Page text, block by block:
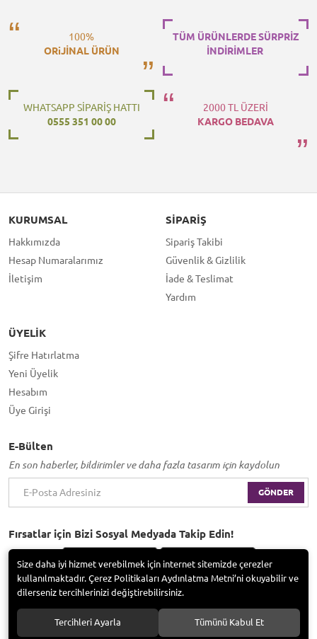
100%
ORiJİNAL ÜRÜN
TÜM ÜRÜNLERDE SÜRPRİZ
İNDİRİMLER
WHATSAPP SİPARİŞ HATTI
0555 351 00 00
2000 TL ÜZERİ
KARGO BEDAVA
KURUMSAL
Hakkımızda
Hesap Numaralarımız
İletişim
SIPARIŞ
Sipariş Takibi
Güvenlik & Gizlilik
İade & Teslimat
Yardım
ÜYELIK
Şifre Hatırlatma
Yeni Üyelik
Hesabım
Üye Girişi
E-Bülten
En son haberler, bildirimler ve daha fazla tasarım için kaydolun
GÖNDER
Fırsatlar için Bizi Sosyal Medyada Takip Edin!
Bayramoğlu Group / Adem Tufan Kocabaş. Tüm hakları saklıdır.
Size daha iyi hizmet verebilmek için internet sitemizde çerezler
kullanılmaktadır. Çerez Politikaları Aydınlatma Metni’ni okuyabilir ve
dilerseniz tercihlerinizi değiştirebilirsiniz.
Tercihleri Ayarla Tümünü Kabul Et